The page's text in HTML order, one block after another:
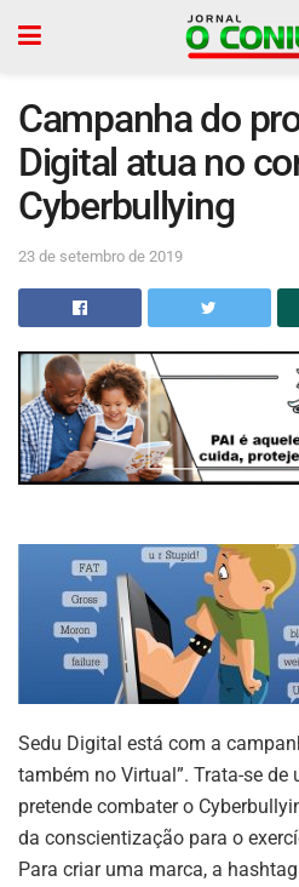
Campanha do
Digital atua no
Cyberbullying
23 de setembro de 2019
Sedu Digital está com a
também no Virtual”. Trata-se
pretende combater o
da conscientização para o
Para criar uma marca, a hashtag